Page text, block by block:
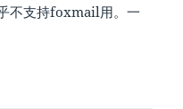
不支持foxmail用。一